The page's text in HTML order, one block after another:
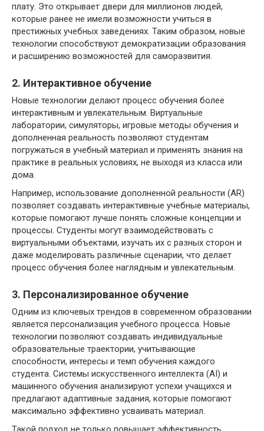
плату. Это открывает двери для миллионов людей,
которые ранее не имели возможности учиться в
престижных учебных заведениях. Таким образом, новые
технологии способствуют демократизации образования
и расширению возможностей для саморазвития.
2. Интерактивное обучение
Новые технологии делают процесс обучения более
интерактивным и увлекательным. Виртуальные
лаборатории, симуляторы, игровые методы обучения и
дополненная реальность позволяют студентам
погружаться в учебный материал и применять знания на
практике в реальных условиях, не выходя из класса или
дома.
Например, использование дополненной реальности (AR)
позволяет создавать интерактивные учебные материалы,
которые помогают лучше понять сложные концепции и
процессы. Студенты могут взаимодействовать с
виртуальными объектами, изучать их с разных сторон и
даже моделировать различные сценарии, что делает
процесс обучения более наглядным и увлекательным.
3. Персонализированное обучение
Одним из ключевых трендов в современном образовании
является персонализация учебного процесса. Новые
технологии позволяют создавать индивидуальные
образовательные траектории, учитывающие
способности, интересы и темп обучения каждого
студента. Системы искусственного интеллекта (AI) и
машинного обучения анализируют успехи учащихся и
предлагают адаптивные задания, которые помогают
максимально эффективно усваивать материал.